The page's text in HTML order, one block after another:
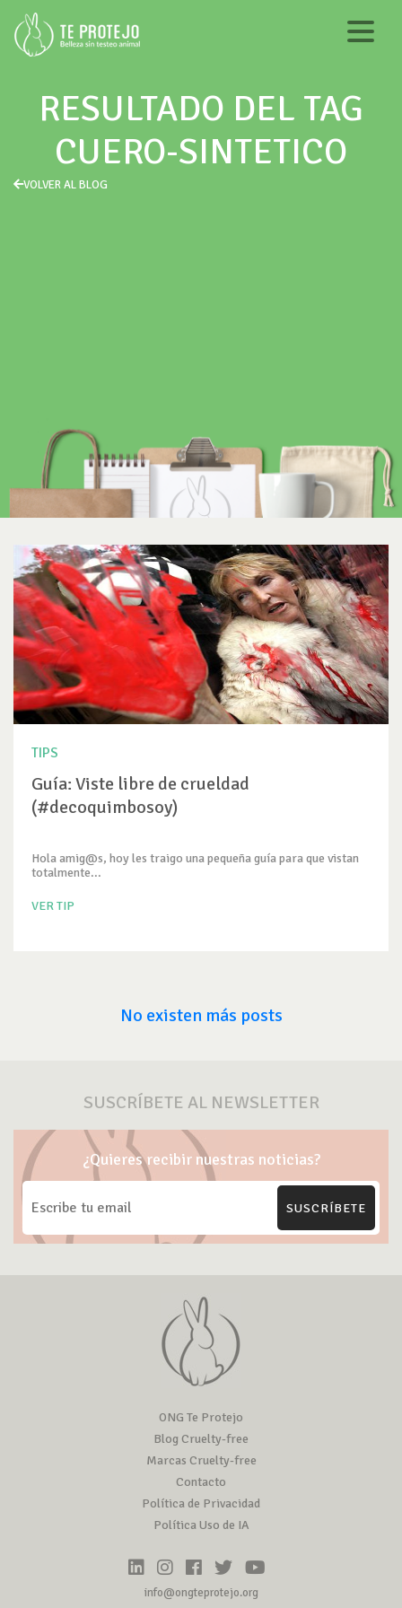
RESULTADO DEL TAG
CUERO-SINTETICO
VOLVER AL BLOG
TIPS
Guía: Viste libre de crueldad
(#decoquimbosoy)
Hola amig@s, hoy les traigo una pequeña guía para que vistan
totalmente...
VER TIP
No existen más posts
SUSCRÍBETE AL NEWSLETTER
¿Quieres recibir nuestras noticias?
SUSCRÍBETE
ONG Te Protejo
Blog Cruelty-free
Marcas Cruelty-free
Contacto
Política de Privacidad
Política Uso de IA
info@ongteprotejo.org